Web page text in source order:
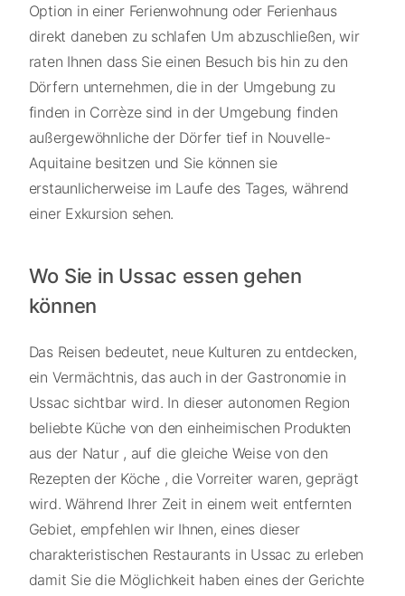
Option in einer Ferienwohnung oder Ferienhaus
direkt daneben zu schlafen Um abzuschließen, wir
raten Ihnen dass Sie einen Besuch bis hin zu den
Dörfern unternehmen, die in der Umgebung zu
finden in Corrèze sind in der Umgebung finden
außergewöhnliche der Dörfer tief in Nouvelle-
Aquitaine besitzen und Sie können sie
erstaunlicherweise im Laufe des Tages, während
einer Exkursion sehen.
Wo Sie in Ussac essen gehen
können
Das Reisen bedeutet, neue Kulturen zu entdecken,
ein Vermächtnis, das auch in der Gastronomie in
Ussac sichtbar wird. In dieser autonomen Region
beliebte Küche von den einheimischen Produkten
aus der Natur , auf die gleiche Weise von den
Rezepten der Köche , die Vorreiter waren, geprägt
wird. Während Ihrer Zeit in einem weit entfernten
Gebiet, empfehlen wir Ihnen, eines dieser
charakteristischen Restaurants in Ussac zu erleben
damit Sie die Möglichkeit haben eines der Gerichte